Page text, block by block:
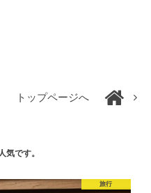
トップページへ
気です。
旅行